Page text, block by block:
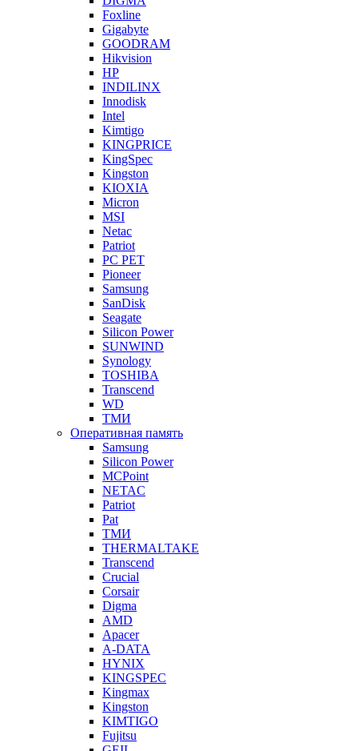
Foxline
Gigabyte
GOODRAM
Hikvision
HP
INDILINX
Innodisk
Intel
Kimtigo
KINGPRICE
KingSpec
Kingston
KIOXIA
Micron
MSI
Netac
Patriot
PC PET
Pioneer
Samsung
SanDisk
Seagate
Silicon Power
SUNWIND
Synology
TOSHIBA
Transcend
WD
ТМИ
Оперативная память
Samsung
Silicon Power
MCPoint
NETAC
Patriot
Pat
ТМИ
THERMALTAKE
Transcend
Crucial
Corsair
Digma
AMD
Apacer
A-DATA
HYNIX
KINGSPEC
Kingmax
Kingston
KIMTIGO
Fujitsu